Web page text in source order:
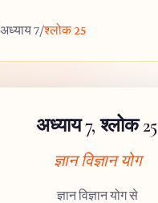
अध्याय 7/श्लोक 25
अध्याय 7, श्लोक 25
ज्ञान विज्ञान योग
ज्ञान विज्ञान योग से